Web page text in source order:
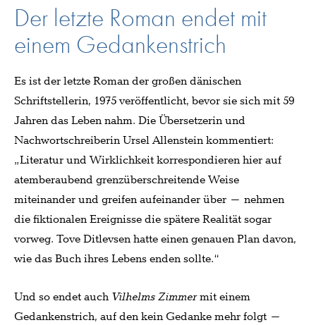
Der letzte Roman endet mit
einem Gedankenstrich
Es ist der letzte Roman der großen dänischen
Schriftstellerin, 1975 veröffentlicht, bevor sie sich mit 59
Jahren das Leben nahm. Die Übersetzerin und
Nachwortschreiberin Ursel Allenstein kommentiert:
„Literatur und Wirklichkeit korrespondieren hier auf
atemberaubend grenzüberschreitende Weise
miteinander und greifen aufeinander über – nehmen
die fiktionalen Ereignisse die spätere Realität sogar
vorweg. Tove Ditlevsen hatte einen genauen Plan davon,
wie das Buch ihres Lebens enden sollte.“
Und so endet auch VilhelmsZimmermit einem
Gedankenstrich, auf den kein Gedanke mehr folgt –